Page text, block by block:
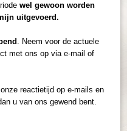
wel gewoon worden
uitgevoerd.
. Neem voor de actuele
met ons op via e-mail of
reactietijd op e-mails en
u van ons gewend bent.